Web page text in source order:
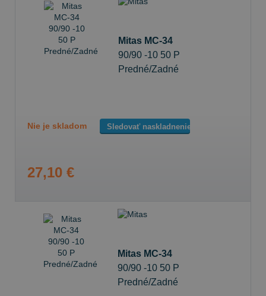
Mitas MC-34
90/90 -10 50 P
Predné/Zadné
Nie je skladom Sledovať naskladnenie
27,10 €
Mitas MC-34
90/90 -10 50 P
Predné/Zadné